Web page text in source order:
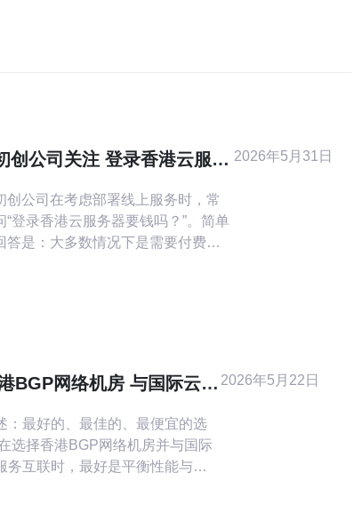
创公司关注 登录香港云服务
议
创公司在考虑部署线上服务时，常
“登录香港云服务器要钱吗？”。简单
答是：大多数情况下是需要付费
（如100-500元代金券或一定量流
/算力）。通过试用可以检验网络延
2026年5月31日
BGP网络机房 与国际云服
：最好的、最佳的、最便宜的选
选择香港BGP网络机房并与国际
务互联时，最好是平衡性能与成
2026年5月22日